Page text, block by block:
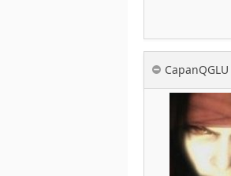
CapanQGLU